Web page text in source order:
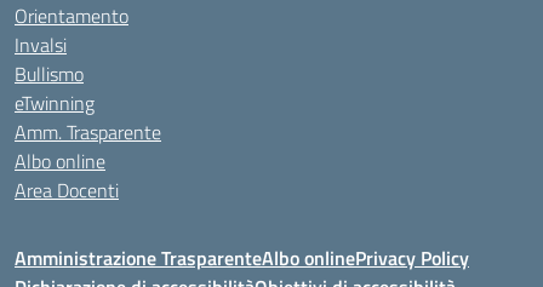
Orientamento
Invalsi
Bullismo
eTwinning
Amm. Trasparente
Albo online
Area Docenti
Amministrazione TrasparenteAlbo onlinePrivacy Policy